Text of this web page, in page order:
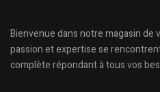
Bienvenue dans notre magasin de
passion et expertise se
complète répondant à tous vos